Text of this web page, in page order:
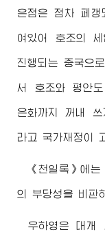
은점은 점차 페갱
여있어 호조의
진행되는 중국으
서 호조와 평안
은화까지 꺼내
라고 국가재정이
《천일록》에
의 부당성을 비판
우하영은 대개